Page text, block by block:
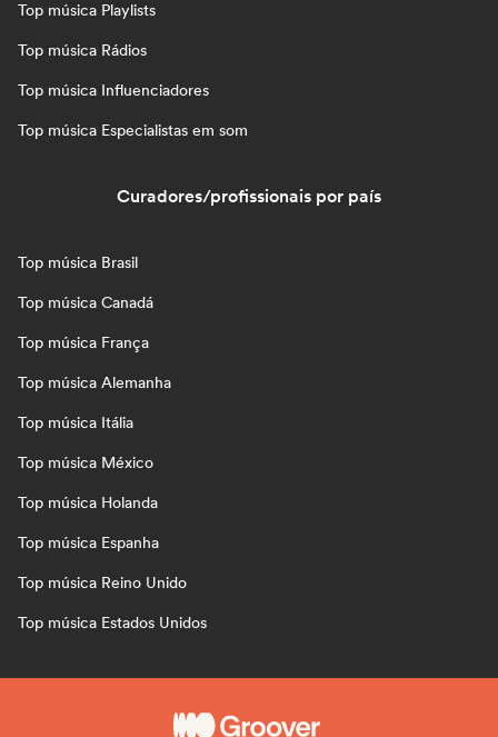
Top música Playlists
Top música Rádios
Top música Influenciadores
Top música Especialistas em som
Curadores/profissionais por país
Top música Brasil
Top música Canadá
Top música França
Top música Alemanha
Top música Itália
Top música México
Top música Holanda
Top música Espanha
Top música Reino Unido
Top música Estados Unidos